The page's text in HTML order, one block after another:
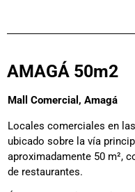
AMAGÁ 50m2
Mall Comercial, Amagá
Locales comerciales en
ubicado sobre la vía
aproximadamente 50 m²,
de restaurantes.